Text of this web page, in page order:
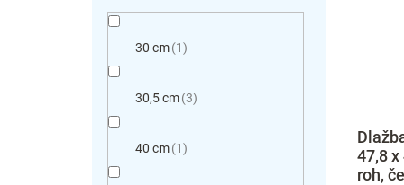
30 cm 1
30,5 cm 3
40 cm 1
47,8 x
roh,